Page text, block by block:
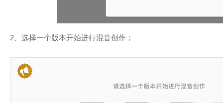
2、选择一个版本开始进行混音创作；